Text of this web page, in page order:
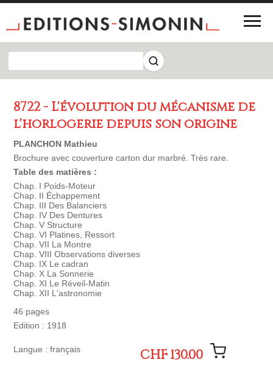
8722 - L'évolution du mécanisme de
l'horlogerie depuis son origine
PLANCHON Mathieu
Brochure avec couverture carton dur marbré. Très rare.
Table des matières :
Chap. I Poids-Moteur
Chap. II Échappement
Chap. III Des Balanciers
Chap. IV Des Dentures
Chap. V Structure
Chap. VI Platines, Ressort
Chap. VII La Montre
Chap. VIII Observations diverses
Chap. IX Le cadran
Chap. X La Sonnerie
Chap. XI Le Réveil-Matin
Chap. XII L'astronomie
46 pages
Edition : 1918
Langue : français CHF 130.00